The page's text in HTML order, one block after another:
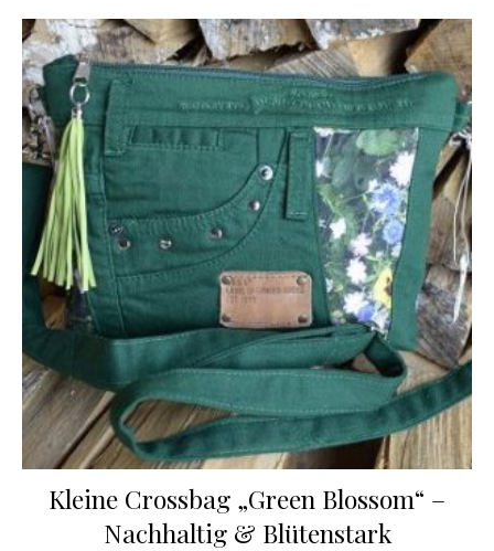
Kleine Crossbag „Green Blossom“ –
Nachhaltig & Blütenstark